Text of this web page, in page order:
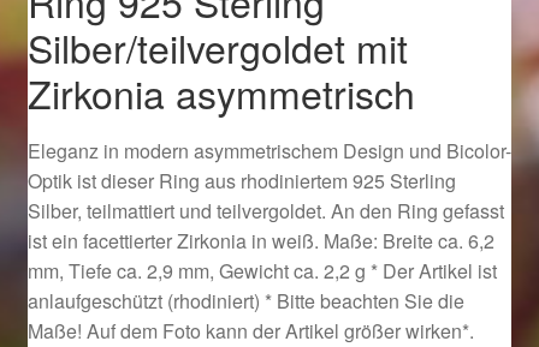
Ostergeschenke finden für Ostern 2019
Ostergeschenke finden für Ostern 2020
Ostergeschenke finden für Ostern 2021
Ostergeschenke finden für Ostern 2022
Partner
Silber/teilvergoldet mit
Zirkonia asymmetrisch
Eleganz in modern asymmetrischem Design und Bicolor-
Optik ist dieser Ring aus rhodiniertem 925 Sterling
Silber, teilmattiert und teilvergoldet. An den Ring gefasst
ist ein facettierter Zirkonia in weiß. Maße: Breite ca. 6,2
mm, Tiefe ca. 2,9 mm, Gewicht ca. 2,2 g * Der Artikel ist
anlaufgeschützt (rhodiniert) * Bitte beachten Sie die
Maße! Auf dem Foto kann der Artikel größer wirken*.